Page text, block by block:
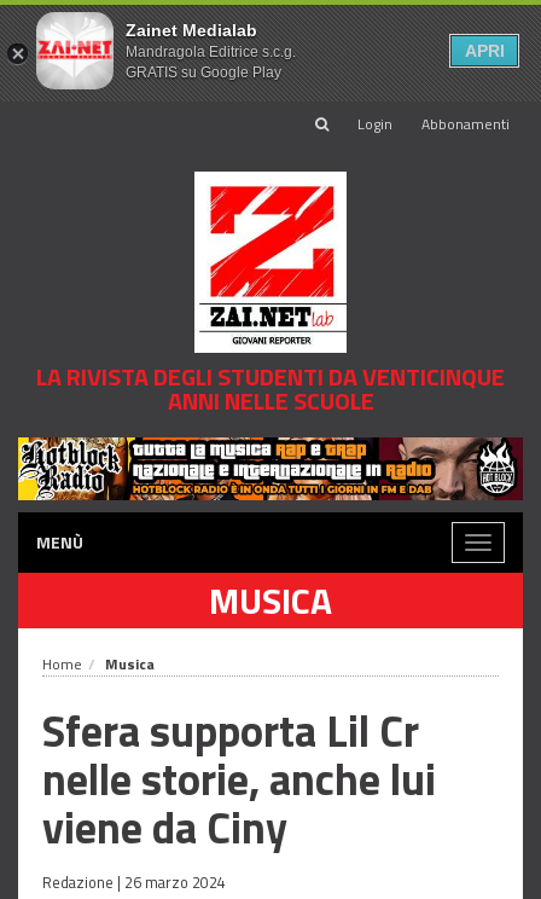
Login Abbonamenti
LA RIVISTA DEGLI STUDENTI DA VENTICINQUE
ANNI NELLE SCUOLE
MENÙ
Toggle
MUSICA
Home Musica
Sfera supporta Lil Cr
nelle storie, anche lui
viene da Ciny
Redazione | 26 marzo 2024
Zainet Medialab
Mandragola Editrice s.c.g.
GRATIS su Google Play
APRI